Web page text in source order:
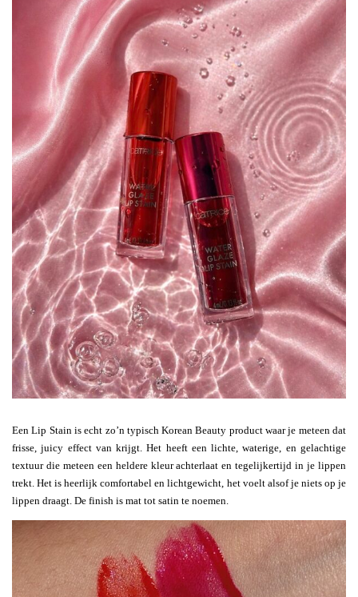
Een Lip Stain is echt zo’n typisch Korean Beauty product waar je meteen dat
frisse, juicy effect van krijgt. Het heeft een lichte, waterige, en gelachtige
textuur die meteen een heldere kleur achterlaat en tegelijkertijd in je lippen
trekt. Het is heerlijk comfortabel en lichtgewicht, het voelt alsof je niets op je
lippen draagt. De finish is mat tot satin te noemen.